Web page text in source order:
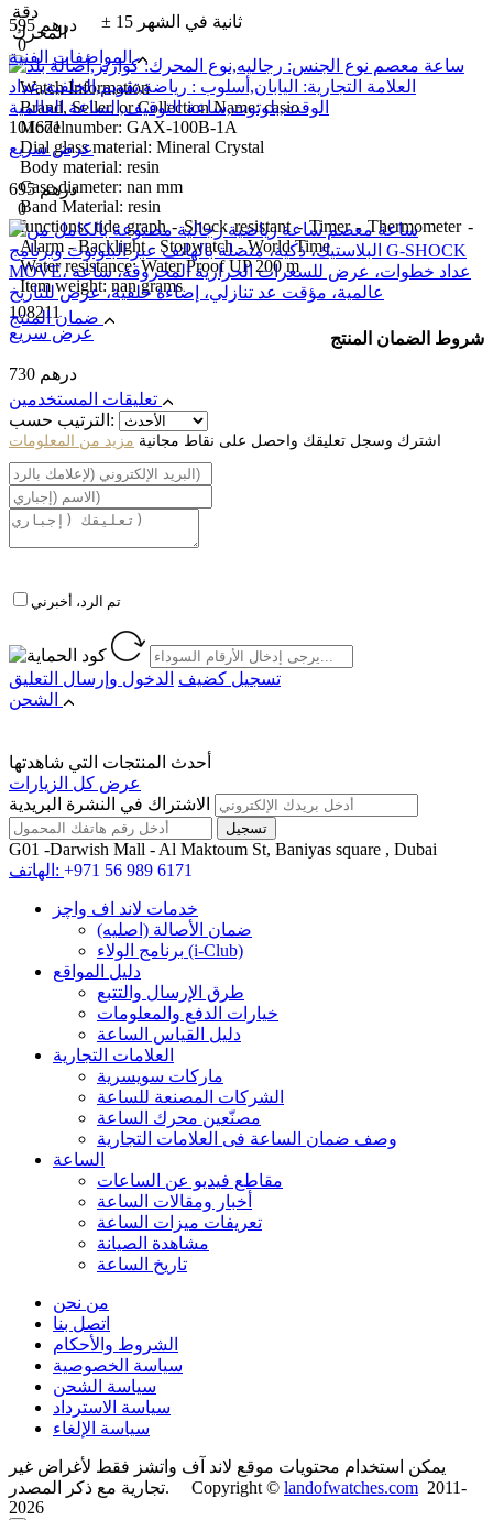
595 درهم
0
101671
عرض سريع
695 درهم
0
108211
عرض سريع
730 درهم
دقة
المحرك
± 15 ثانية في الشهر
المواصفات الفنية
Watch Information
Brand, Seller, or Collection Name: casio
Modelnumber: GAX-100B-1A
Dial glass material: Mineral Crystal
Body material: resin
Case diameter: nan mm
Band Material: resin
functions: tide graph - Shock resistant - Timer - Thermometer -
Alarm - Backlight - Stopwatch - World Time
Water resistance: Water Proof UP 200 m
Item weight: nan grams
شروط الضمان المنتج
الترتيب حسب:
اشترك وسجل تعليقك واحصل على نقاط مجانية مزيد من المعلومات
تم الرد، أخبرني
تسجيل كضيف الدخول وإرسال التعليق
أحدث المنتجات التي شاهدتها
عرض كل الزيارات
الاشتراك في النشرة البريدية
G01 -Darwish Mall - Al Maktoum St, Baniyas square , Dubai
الهاتف: +971 56 989 6171
خدمات لاند اف واچز
ضمان الأصالة (اصلیه)
برنامج الولاء (i-Club)
دليل المواقع
طرق الإرسال والتتبع
خيارات الدفع والمعلومات
دليل القياس الساعة
العلامات التجارية
ماركات سويسرية
الشركات المصنعة للساعة
مصنّعين محرك الساعة
وصف ضمان الساعة فی العلامات التجارية
الساعة
مقاطع فيديو عن الساعات
أخبار ومقالات الساعة
تعريفات ميزات الساعة
مشاهدة الصيانة
تاريخ الساعة
من نحن
اتصل بنا
الشروط والأحكام
سياسة الخصوصية
سياسة الشحن
سياسة الاسترداد
سياسة الإلغاء
يمكن استخدام محتويات موقع لاند آف واتشز فقط لأغراض غير
تجارية مع ذكر المصدر. Copyright © landofwatches.com 2011-
2026